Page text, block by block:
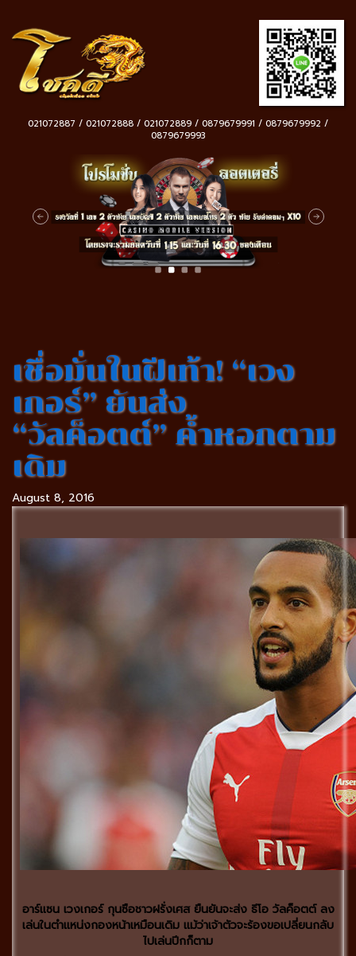
021072887 / 021072888 / 021072889 / 0879679991 / 0879679992 /
0879679993
เชื่อมั่นในฝีเท้า! “เวง
เกอร์” ยันส่ง
“วัลค็อตต์” ค้ำหอกตาม
เดิม
August 8, 2016
อาร์แซน เวงเกอร์ กุนซือชาวฝรั่งเศส ยืนยันจะส่ง ธีโอ วัลค็อตต์ ลง
เล่นในตำแหน่งกองหน้าเหมือนเดิม แม้ว่าเจ้าตัวจะร้องขอเปลี่ยนกลับ
ไปเล่นปีกก็ตาม